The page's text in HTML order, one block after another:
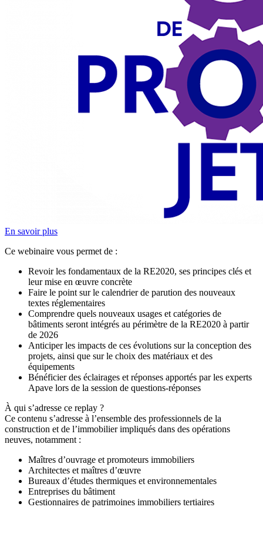
En savoir plus
Ce webinaire vous permet de :
Revoir les fondamentaux de la RE2020, ses principes clés et
leur mise en œuvre concrète
Faire le point sur le calendrier de parution des nouveaux
textes réglementaires
Comprendre quels nouveaux usages et catégories de
bâtiments seront intégrés au périmètre de la RE2020 à partir
de 2026
Anticiper les impacts de ces évolutions sur la conception des
projets, ainsi que sur le choix des matériaux et des
équipements
Bénéficier des éclairages et réponses apportés par les experts
Apave lors de la session de questions-réponses
À qui s’adresse ce replay ?
Ce contenu s’adresse à l’ensemble des professionnels de la
construction et de l’immobilier impliqués dans des opérations
neuves, notamment :
Maîtres d’ouvrage et promoteurs immobiliers
Architectes et maîtres d’œuvre
Bureaux d’études thermiques et environnementales
Entreprises du bâtiment
Gestionnaires de patrimoines immobiliers tertiaires